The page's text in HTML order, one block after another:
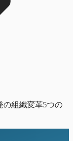
の組織変革5つの